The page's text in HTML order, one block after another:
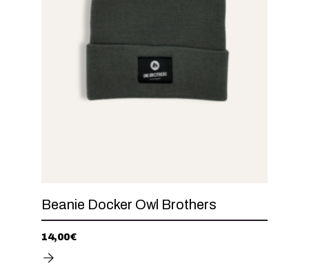
Beanie Docker Owl Brothers
14,00€